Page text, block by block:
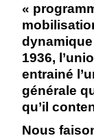
«
1936,
entrainé
générale
qu’il
Nous